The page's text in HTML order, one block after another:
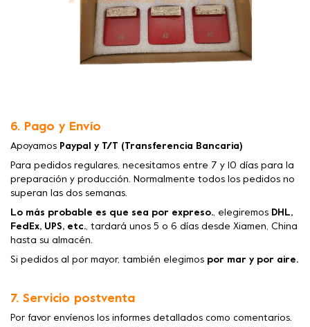
6. Pago y Envío
Apoyamos Paypal y T/T (Transferencia Bancaria)
Para pedidos regulares, necesitamos entre 7 y 10 días para la
preparación y producción. Normalmente todos los pedidos no
superan las dos semanas.
Lo más probable es que sea por expreso., elegiremos DHL,
FedEx, UPS, etc., tardará unos 5 o 6 días desde Xiamen, China
hasta su almacén.
Si pedidos al por mayor, también elegimos por mar y por aire.
7. Servicio postventa
Por favor envíenos los informes detallados como comentarios.